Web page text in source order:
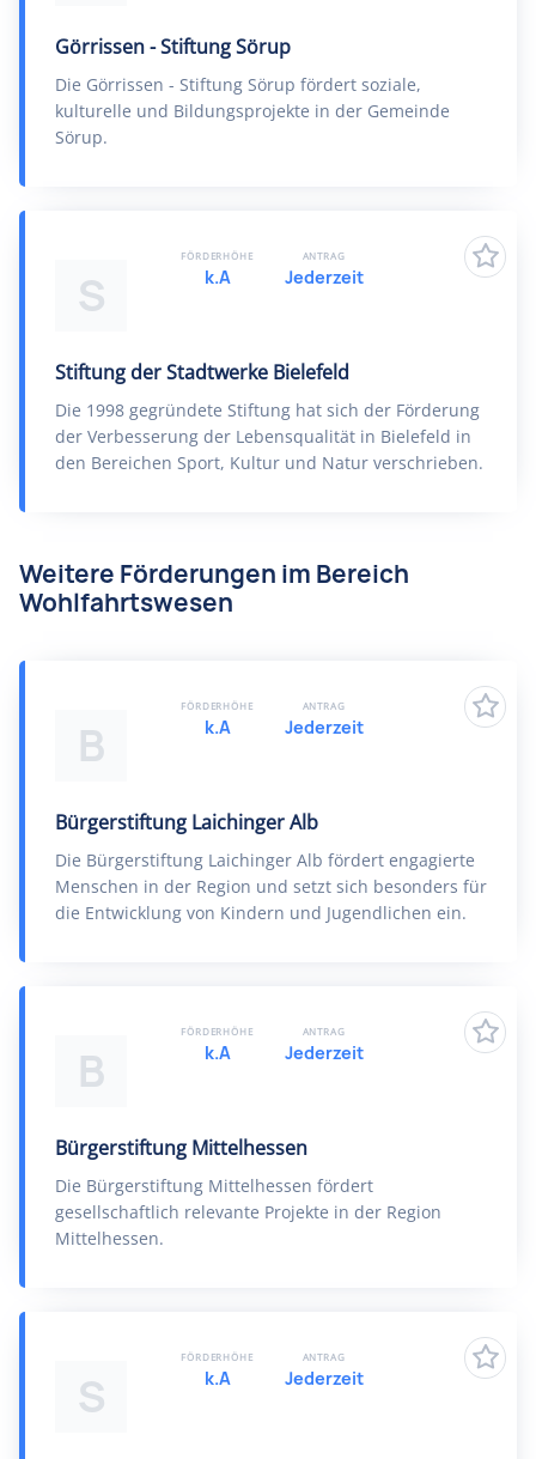
Görrissen - Stiftung Sörup
Die Görrissen - Stiftung Sörup fördert soziale,
kulturelle und Bildungsprojekte in der Gemeinde
Sörup.
S
Stiftung der Stadtwerke Bielefeld
Die 1998 gegründete Stiftung hat sich der Förderung
der Verbesserung der Lebensqualität in Bielefeld in
den Bereichen Sport, Kultur und Natur verschrieben.
FÖRDERHÖHE
k.A
ANTRAG
Jederzeit
Weitere Förderungen im Bereich
Wohlfahrtswesen
B
Bürgerstiftung Laichinger Alb
Die Bürgerstiftung Laichinger Alb fördert engagierte
Menschen in der Region und setzt sich besonders für
die Entwicklung von Kindern und Jugendlichen ein.
FÖRDERHÖHE
k.A
ANTRAG
Jederzeit
B
Bürgerstiftung Mittelhessen
Die Bürgerstiftung Mittelhessen fördert
gesellschaftlich relevante Projekte in der Region
Mittelhessen.
FÖRDERHÖHE
k.A
ANTRAG
Jederzeit
S
FÖRDERHÖHE
k.A
ANTRAG
Jederzeit